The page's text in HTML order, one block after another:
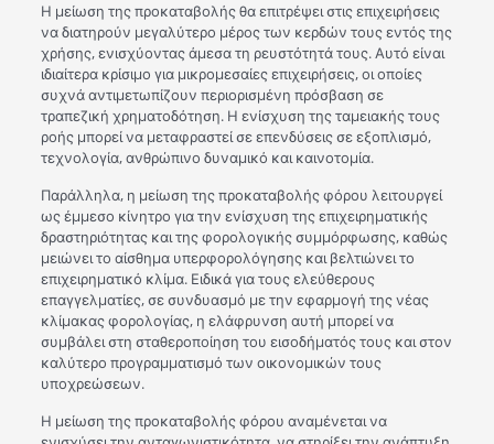
Η μείωση της προκαταβολής θα επιτρέψει στις επιχειρήσεις
να διατηρούν μεγαλύτερο μέρος των κερδών τους εντός της
χρήσης, ενισχύοντας άμεσα τη ρευστότητά τους. Αυτό είναι
ιδιαίτερα κρίσιμο για μικρομεσαίες επιχειρήσεις, οι οποίες
συχνά αντιμετωπίζουν περιορισμένη πρόσβαση σε
τραπεζική χρηματοδότηση. Η ενίσχυση της ταμειακής τους
ροής μπορεί να μεταφραστεί σε επενδύσεις σε εξοπλισμό,
τεχνολογία, ανθρώπινο δυναμικό και καινοτομία.
Παράλληλα, η μείωση της προκαταβολής φόρου λειτουργεί
ως έμμεσο κίνητρο για την ενίσχυση της επιχειρηματικής
δραστηριότητας και της φορολογικής συμμόρφωσης, καθώς
μειώνει το αίσθημα υπερφορολόγησης και βελτιώνει το
επιχειρηματικό κλίμα. Ειδικά για τους ελεύθερους
επαγγελματίες, σε συνδυασμό με την εφαρμογή της νέας
κλίμακας φορολογίας, η ελάφρυνση αυτή μπορεί να
συμβάλει στη σταθεροποίηση του εισοδήματός τους και στον
καλύτερο προγραμματισμό των οικονομικών τους
υποχρεώσεων.
Η μείωση της προκαταβολής φόρου αναμένεται να